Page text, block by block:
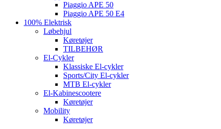
Piaggio APE 50
Piaggio APE 50 E4
100% Elektrisk
Løbehjul
Køretøjer
TILBEHØR
El-Cykler
Klassiske El-cykler
Sports/City El-cykler
MTB El-cykler
El-Kabinescootere
Køretøjer
Mobility
Køretøjer